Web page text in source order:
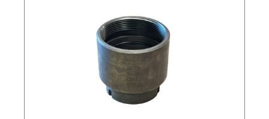
924B DVGW Betriebsbedingungen gemäß
Datenblatt Betätigung mit freier Welle